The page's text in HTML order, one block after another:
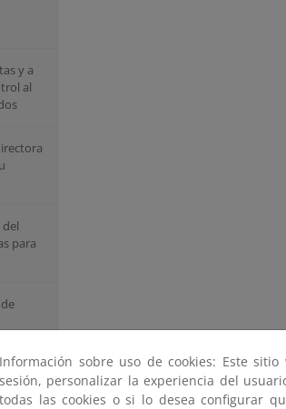
y a
al
para
Información sobre uso de cookies: Este
sesión, personalizar la experiencia del
todas las cookies o si lo desea configurar